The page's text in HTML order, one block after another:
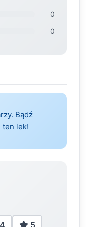
0
0
Bądź
ten lek!
4 5